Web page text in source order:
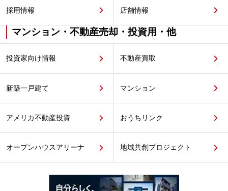
採用情報 店舗情報
マンション・不動産売却・投資用・他
投資家向け情報 不動産買取
新築一戸建て マンション
アメリカ不動産投資 おうちリンク
オープンハウスアリーナ 地域共創プロジェクト